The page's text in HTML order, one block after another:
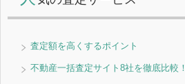
査定額を高くするポイント
不動産一括査定サイト8社を徹底比較！